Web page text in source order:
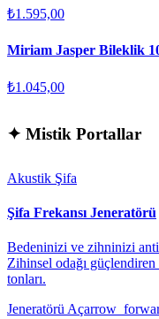
₺1.595,00
Miriam Jasper Bileklik
₺1.045,00
✦ Mistik Portallar
Akustik Şifa
Şifa Frekansı Jeneratörü
Bedeninizi ve zihninizi
Zihinsel odağı
tonları.
Jeneratörü Aç